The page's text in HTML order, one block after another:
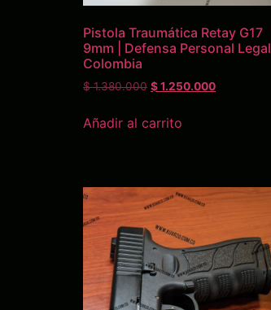
Pistola Traumática Retay G17
9mm | Defensa Personal Legal
Colombia
$1.380.000 $1.250.000
Añadir al carrito